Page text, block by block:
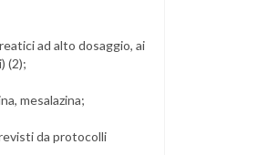
ad alto dosaggio, ai
(2);
mesalazina;
da protocolli